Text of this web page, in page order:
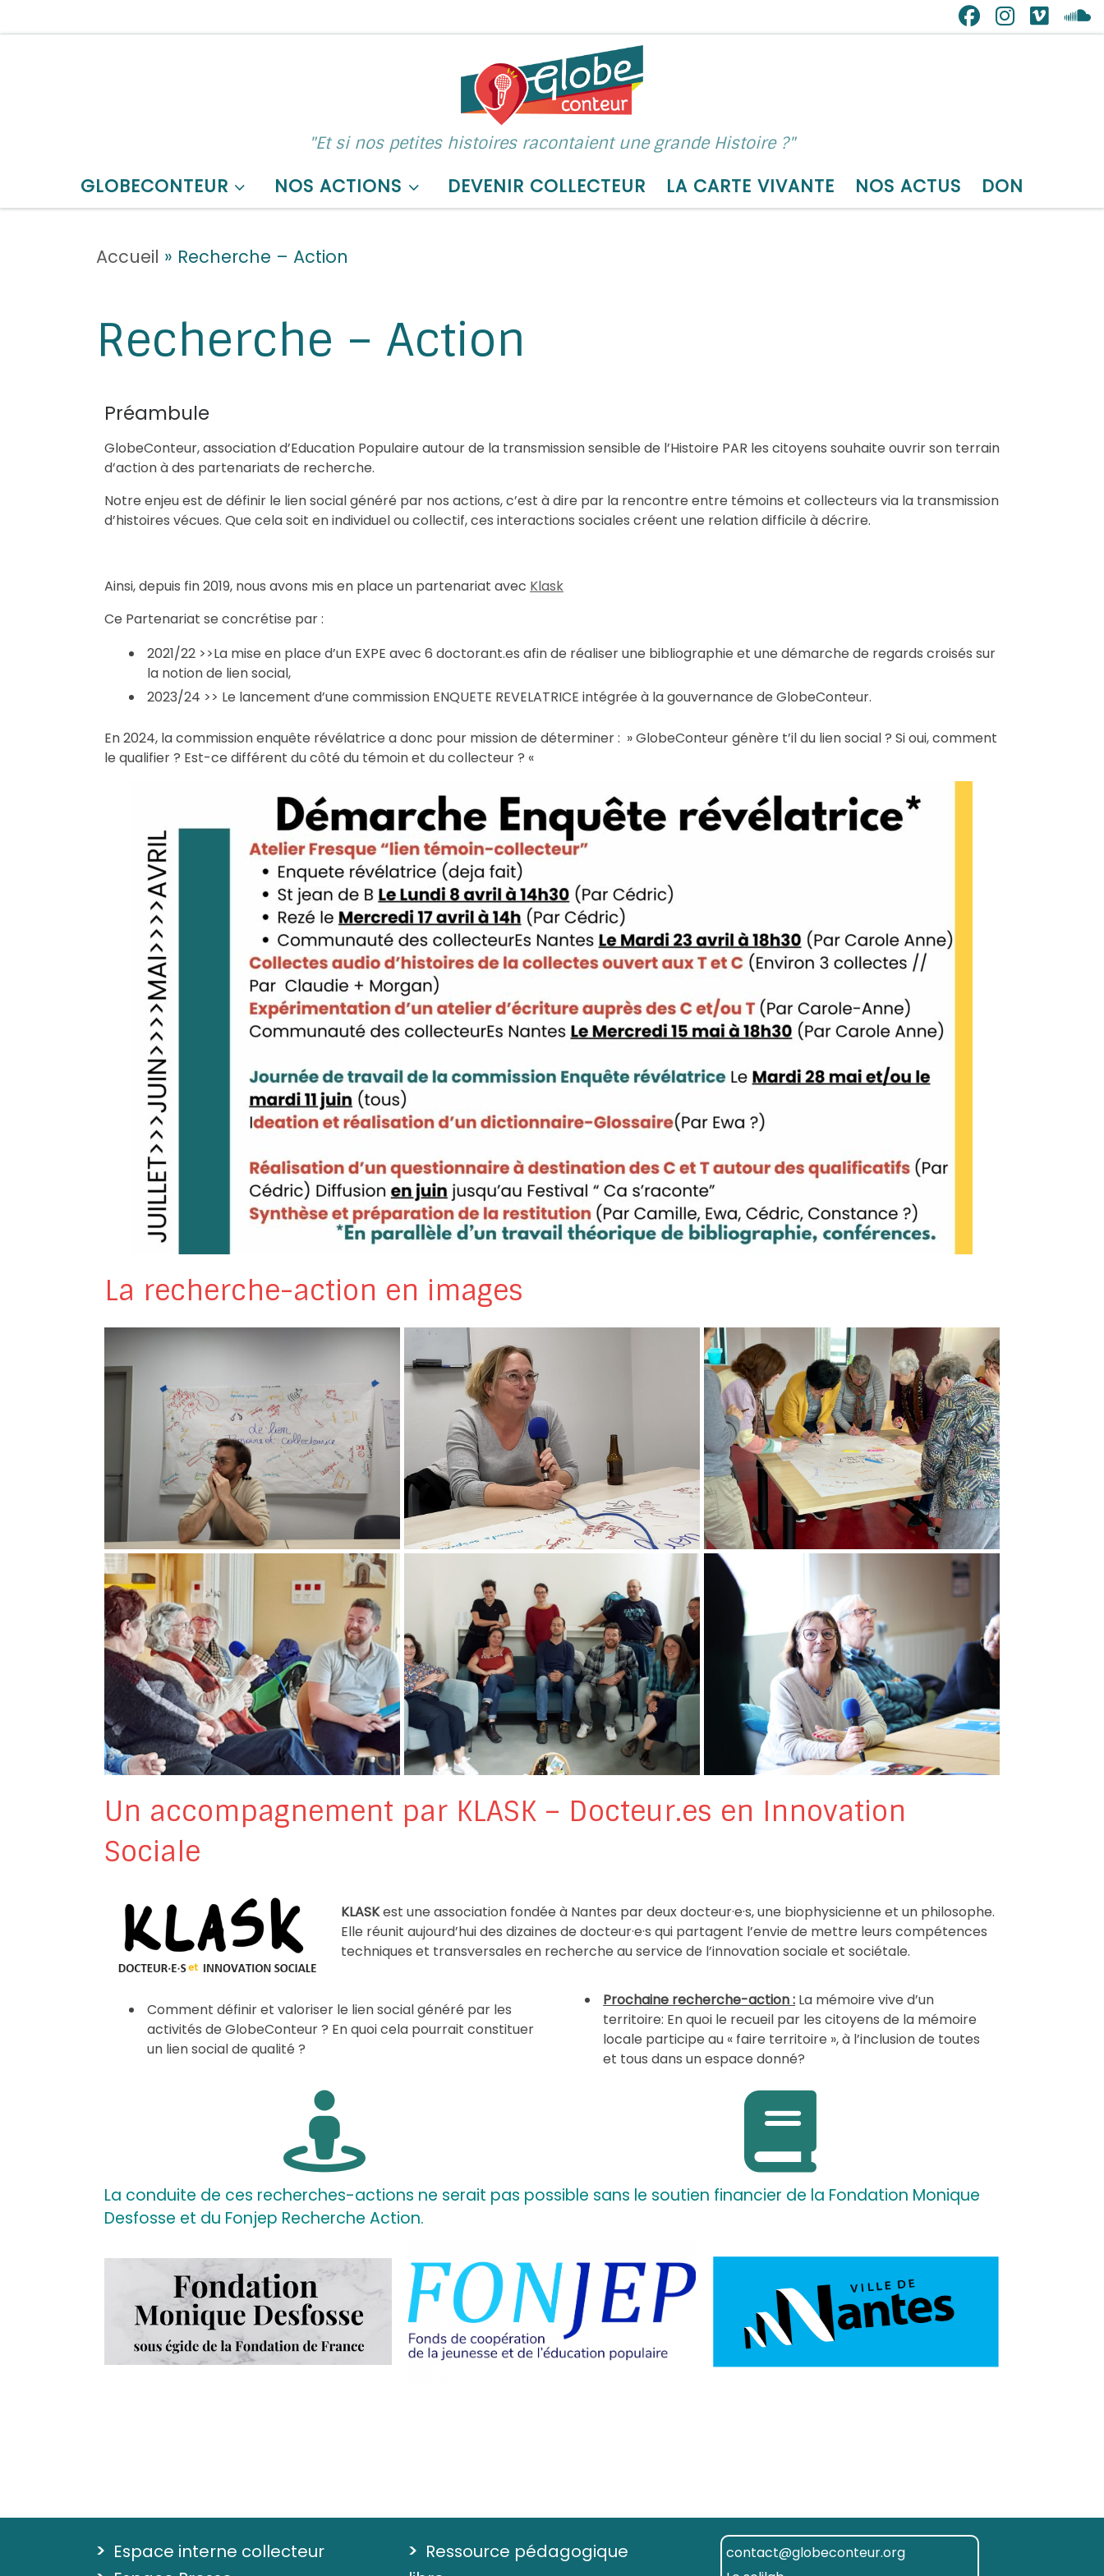
Skip to content
"Et si nos petites histoires racontaient une grande Histoire ?"
GLOBECONTEUR NOS ACTIONS DEVENIR COLLECTEUR LA CARTE VIVANTE NOS ACTUS DON
Accueil » Recherche – Action
Recherche – Action
Préambule
GlobeConteur, association d’Education Populaire autour de la transmission sensible de l’Histoire PAR les citoyens souhaite ouvrir son terrain
d’action à des partenariats de recherche.
Notre enjeu est de définir le lien social généré par nos actions, c’est à dire par la rencontre entre témoins et collecteurs via la transmission
d’histoires vécues. Que cela soit en individuel ou collectif, ces interactions sociales créent une relation difficile à décrire.
Ainsi, depuis fin 2019, nous avons mis en place un partenariat avec Klask
Ce Partenariat se concrétise par :
2021/22 >>La mise en place d’un EXPE avec 6 doctorant.es afin de réaliser une bibliographie et une démarche de regards croisés sur
la notion de lien social,
2023/24 >> Le lancement d’une commission ENQUETE REVELATRICE intégrée à la gouvernance de GlobeConteur.
En 2024, la commission enquête révélatrice a donc pour mission de déterminer : » GlobeConteur génère t’il du lien social ? Si oui, comment
le qualifier ? Est-ce différent du côté du témoin et du collecteur ? «
La recherche-action en images
Un accompagnement par KLASK – Docteur.es en Innovation
Sociale
KLASKest une association fondée à Nantes par deux docteur·e·s, une biophysicienne et un philosophe.
Elle réunit aujourd’hui des dizaines de docteur·e·s qui partagent l’envie de mettre leurs compétences
techniques et transversales en recherche au service de l’innovation sociale et sociétale.
Comment définir et valoriser le lien social généré par les
activités de GlobeConteur ? En quoi cela pourrait constituer
un lien social de qualité ?
Prochaine recherche-action : La mémoire vive d’un
territoire: En quoi le recueil par les citoyens de la mémoire
locale participe au « faire territoire », à l’inclusion de toutes
et tous dans un espace donné?
La conduite de ces recherches-actions ne serait pas possible sans le soutien financier de la Fondation Monique
Desfosse et du Fonjep Recherche Action.
> Espace interne collecteur
> Ressource pédagogique
contact@globeconteur.org